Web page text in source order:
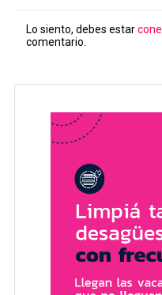
Lo siento, debes estar
comentario.